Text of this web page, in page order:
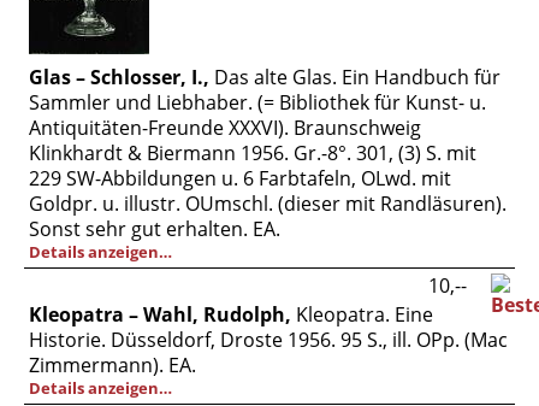
Glas – Schlosser, I., Das alte Glas. Ein Handbuch für
Sammler und Liebhaber. (= Bibliothek für Kunst- u.
Antiquitäten-Freunde XXXVI). Braunschweig
Klinkhardt & Biermann 1956. Gr.-8°. 301, (3) S. mit
229 SW-Abbildungen u. 6 Farbtafeln, OLwd. mit
Goldpr. u. illustr. OUmschl. (dieser mit Randläsuren).
Sonst sehr gut erhalten. EA.
Details anzeigen…
Kleopatra – Wahl, Rudolph, Kleopatra. Eine
Historie. Düsseldorf, Droste 1956. 95 S., ill. OPp. (Mac
Zimmermann). EA.
Details anzeigen…
10,--